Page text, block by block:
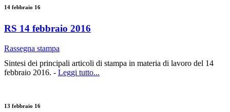
14 febbraio 16
RS 14 febbraio 2016
Rassegna stampa
Sintesi dei principali articoli di stampa in materia di lavoro del 14
febbraio 2016. - Leggi tutto...
13 febbraio 16